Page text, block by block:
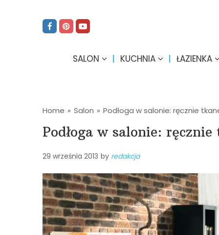
SALON KUCHNIA ŁAZIENKA
Home » Salon » Podłoga w salonie: ręcznie
Podłoga w salonie:
29 września 2013 by redakcja